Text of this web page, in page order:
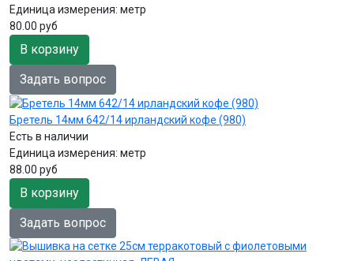
Единица измерения: метр
80.00 руб
В корзину
Задать вопрос
Бретель 14мм 642/14 ирландский кофе (980)
Есть в наличии
Единица измерения: метр
88.00 руб
В корзину
Задать вопрос